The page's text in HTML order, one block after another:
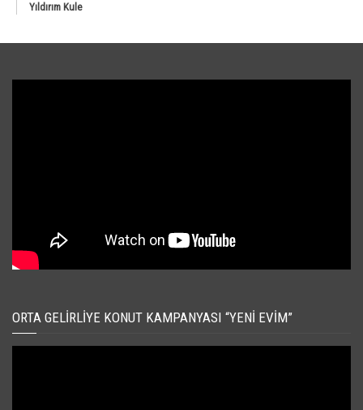
Yıldırım Kule
ORTA GELIRLIYE KONUT KAMPANYASI “YENI EVIM”